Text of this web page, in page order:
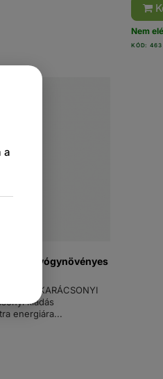
a
KÓD: 463
Nem
- Gyógynövényes
KARÁCSONYI
kiadás
energiára...